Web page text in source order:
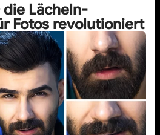
die Lächeln-
Fotos revolutioniert